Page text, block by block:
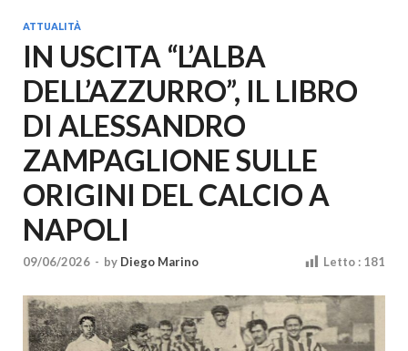
Moda e
Cultura
ATTUALITÀ
IN USCITA “L’ALBA
DELL’AZZURRO”, IL LIBRO
DI ALESSANDRO
ZAMPAGLIONE SULLE
ORIGINI DEL CALCIO A
NAPOLI
09/06/2026 - by Diego Marino Letto : 181